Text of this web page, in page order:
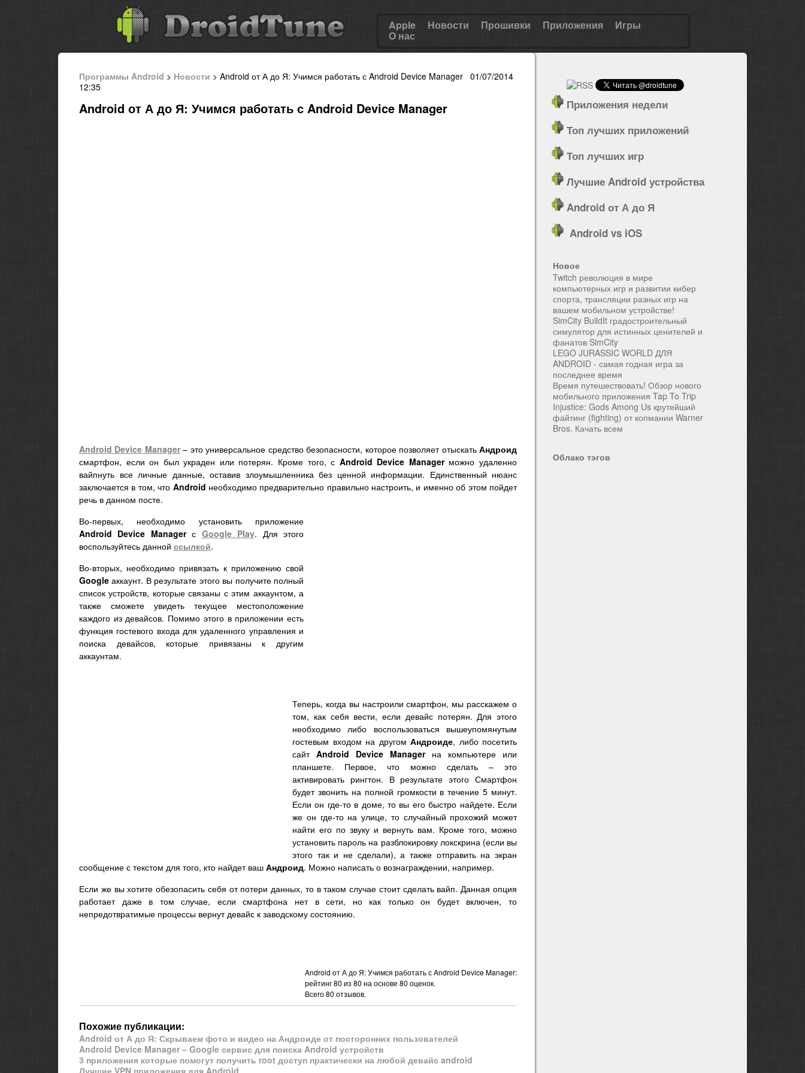
Apple Новости Прошивки Приложения Игры
О нас
Программы Android > Новости > Android от А до Я: Учимся работать с Android Device Manager 01/07/2014
12:35
Android от А до Я: Учимся работать с Android Device Manager
Android Device Manager– это универсальное средство безопасности, которое позволяет отыскатьАндроид
смартфон, если он был украден или потерян. Кроме того, с Android Device Managerможно удаленно
вайпнуть все личные данные, оставив злоумышленника без ценной информации. Единственный нюанс
заключается в том, что Android необходимо предварительно правильно настроить, и именно об этом пойдет
речь в данном посте.
Во-первых, необходимо установить приложение
Android Device Managerс Google Play. Для этого
воспользуйтесь данной ссылкой.
Во-вторых, необходимо привязать к приложению свой
Google аккаунт. В результате этого вы получите полный
список устройств, которые связаны с этим аккаунтом, а
также сможете увидеть текущее местоположение
каждого из девайсов. Помимо этого в приложении есть
функция гостевого входа для удаленного управления и
поиска девайсов, которые привязаны к другим
аккаунтам.
Теперь, когда вы настроили смартфон, мы расскажем о
том, как себя вести, если девайс потерян. Для этого
необходимо либо воспользоваться вышеупомянутым
гостевым входом на другом Андроиде, либо посетить
сайт Android Device Managerна компьютере или
планшете. Первое, что можно сделать – это
активировать рингтон. В результате этого Смартфон
будет звонить на полной громкости в течение 5 минут.
Если он где-то в доме, то вы его быстро найдете. Если
же он где-то на улице, то случайный прохожий может
найти его по звуку и вернуть вам. Кроме того, можно
установить пароль на разблокировку локскрина (если вы
этого так и не сделали), а также отправить на экран
сообщение с текстом для того, кто найдет ваш Андроид. Можно написать о вознаграждении, например.
Если же вы хотите обезопасить себя от потери данных, то в таком случае стоит сделать вайп. Данная опция
работает даже в том случае, если смартфона нет в сети, но как только он будет включен, то
непредотвратимые процессы вернут девайс к заводскому состоянию.
Android от А до Я: Учимся работать с Android Device Manager:
рейтинг80 из 80 на основе 80 оценок.
Всего80 отзывов.
Похожие публикации:
Android от А до Я: Скрываем фото и видео на Андроиде от посторонних пользователей
Android Device Manager – Google сервис для поиска Android устройств
3 приложения которые помогут получить root доступ практически на любой девайс android
Лучшие VPN приложения для Android
Приложения недели
Топ лучших приложений
Топ лучших игр
Лучшие Android устройства
Android от А до Я
Android vs iOS
Новое
Twitch революция в мире
компьютерных игр и развитии кибер
спорта, трансляции разных игр на
вашем мобильном устройстве!
SimCity BuildIt градостроительный
симулятор для истинных ценителей и
фанатов SimCity
LEGO JURASSIC WORLD ДЛЯ
ANDROID - самая годная игра за
последнее время
Время путешествовать! Обзор нового
мобильного приложения Tap To Trip
Injustice: Gods Among Us крутейший
файтинг (fighting) от копмании Warner
Bros. Качать всем
Облако тэгов